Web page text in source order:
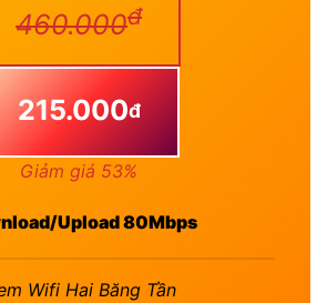
460.000đ
215.000đ
Giảm giá 53%
Upload 80Mbps
Wifi Hai Băng Tần